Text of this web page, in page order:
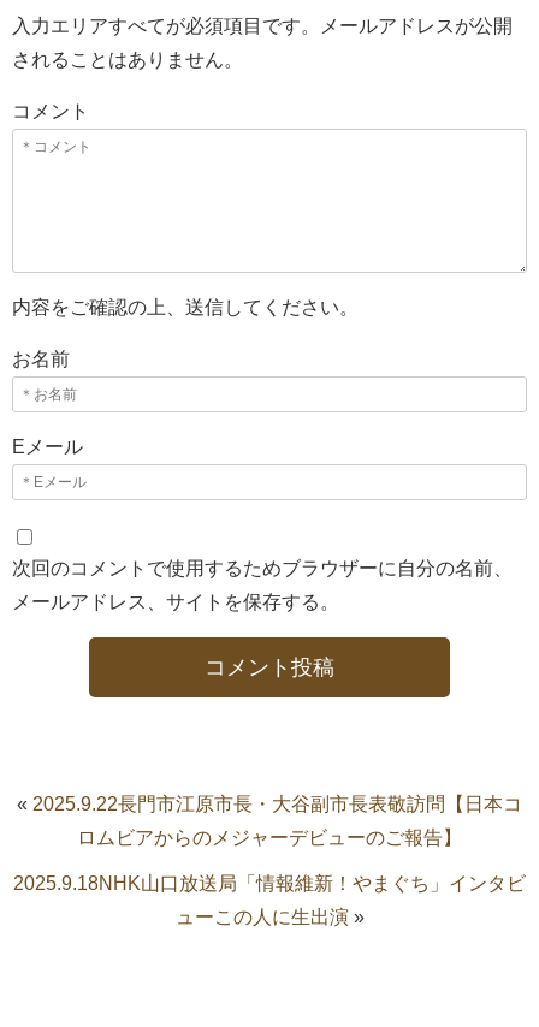
入力エリアすべてが必須項目です。メールアドレスが公開
されることはありません。
コメント
内容をご確認の上、送信してください。
お名前
Eメール
次回のコメントで使用するためブラウザーに自分の名前、
メールアドレス、サイトを保存する。
« 2025.9.22長門市江原市長・大谷副市長表敬訪問【日本コ
ロムビアからのメジャーデビューのご報告】
2025.9.18NHK山口放送局「情報維新！やまぐち」インタビ
ューこの人に生出演 »